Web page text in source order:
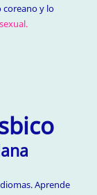
coreano y lo
Aprende